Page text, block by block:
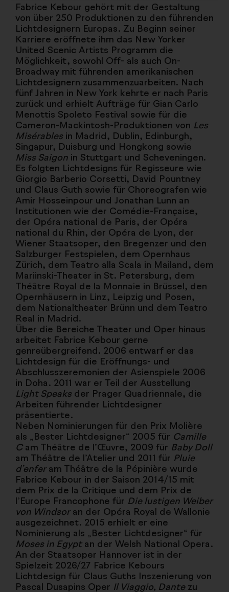
Fabrice Kebour gehört mit der Gestaltung
von über 250 Produktionen zu den führenden
Lichtdesignern Europas. Zu Beginn seiner
Karriere eröffnete ihm das New Yorker
United Scenic Artists Programm die
Möglichkeit, sowohl Off- als auch On-
Broadway mit führenden amerikanischen
Lichtdesignern zusammenzuarbeiten. Nach
fünf Jahren in New York kehrte er nach Paris
zurück und erhielt Aufträge für Gian Carlo
Menottis Spoleto Festival sowie für die
Cameron-Mackintosh-Produktionen von Les
Misérables in Madrid, Dublin, Edinburgh,
Singapur, Duisburg und Hongkong sowie
Miss Saigon in Stuttgart und Scheveningen.
Es folgten Lichtdesigns für Regisseure wie
Giorgio Barberio Corsetti, David Pountney
und Claus Guth sowie für Choreografen wie
Amir Hosseinpour und Jonathan Lunn an
Institutionen wie der Comédie-Française,
der Opéra national de Paris, der Opéra
national du Rhin, der Opéra de Lyon, der
Wiener Staatsoper, den Bregenzer und den
Salzburger Festspielen, dem Opernhaus
Zürich, dem Teatro alla Scala in Mailand, dem
Mariinski-Theater in St. Petersburg, dem
Théâtre Royal de la Monnaie in Brüssel, den
Opernhäusern in Linz, Leipzig und Posen,
dem Nationaltheater Brünn und dem Teatro
Real in Madrid.
Über die Bereiche Theater und Oper hinaus
arbeitet Fabrice Kebour gerne
genreübergreifend. 2006 entwarf er das
Lichtdesign für die Eröffnungs- und
Abschlusszeremonien der Asienspiele 2006
in Doha. 2011 war er Teil der Ausstellung
Light Speaks der Prager Quadriennale, die
Arbeiten führender Lichtdesigner
präsentierte.
Neben Nominierungen für den Prix Molière
als „Bester Lichtdesigner“ 2005 für Camille
Cam Théâtre de l’Œuvre, 2009 für Baby Doll
am Théâtre de l’Atelier und 2011 für Pluie
d’enferam Théâtre de la Pépinière wurde
Fabrice Kebour in der Saison 2014/15 mit
dem Prix de la Critique und dem Prix de
l’Europe Francophone für Die lustigen Weiber
von Windsoran der Opéra Royal de Wallonie
ausgezeichnet. 2015 erhielt er eine
Nominierung als „Bester Lichtdesigner“ für
Moses in Egyptan der Welsh National Opera.
An der Staatsoper Hannover ist in der
Spielzeit 2026/27 Fabrice Kebours
Lichtdesign für Claus Guths Inszenierung von
Pascal Dusapins Oper Il Viaggio, Dantezu